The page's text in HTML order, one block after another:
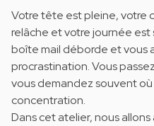
Votre tête est pleine, votre
relâche et votre journée est
boîte mail déborde et vous
procrastination. Vous
vous demandez souvent
concentration.
Dans cet atelier, nous